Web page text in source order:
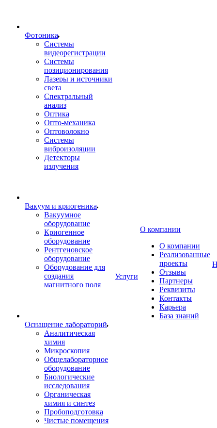
Фотоника
Cистемы
видеорегистрации
Системы
позиционирования
Лазеры и источники
света
Спектральный
анализ
Оптика
Опто-механика
Оптоволокно
Системы
виброизоляции
Детекторы
излучения
Вакуум и криогеника
Вакуумное
оборудование
Криогенное
оборудование
Рентгеновское
оборудование
Оборудование для
создания
магнитного поля
Оснащение лабораторий
Аналитическая
химия
Микроскопия
Общелабораторное
оборудование
Биологические
исследования
Органическая
химия и синтез
Пробоподготовка
Чистые помещения
Услуги
О компании
О компании
Реализованные
проекты
Отзывы
Партнеры
Реквизиты
Контакты
Карьера
База знаний